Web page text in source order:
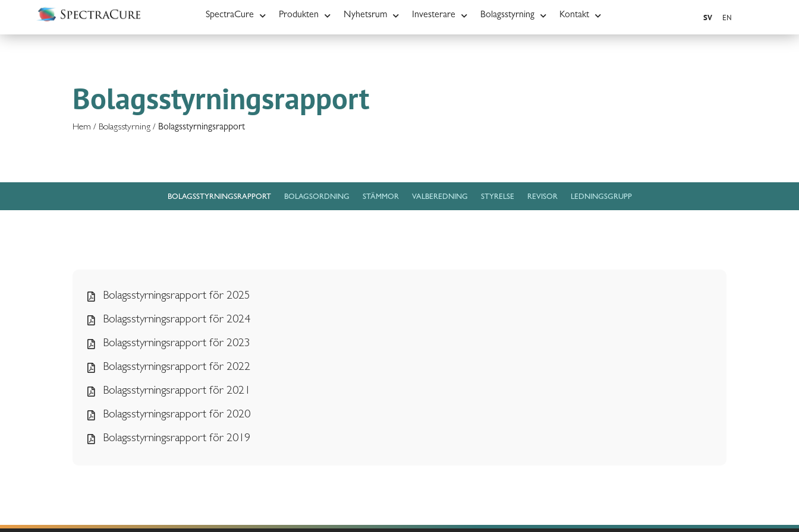
SpectraCure Produkten Nyhetsrum Investerare Bolagsstyrning Kontakt SV EN
Bolagsstyrningsrapport
Hem / Bolagsstyrning / Bolagsstyrningsrapport
BOLAGSSTYRNINGSRAPPORT BOLAGSORDNING STÄMMOR VALBEREDNING STYRELSE REVISOR LEDNINGSGRUPP
Bolagsstyrningsrapport för 2025
Bolagsstyrningsrapport för 2024
Bolagsstyrningsrapport för 2023
Bolagsstyrningsrapport för 2022
Bolagsstyrningsrapport för 2021
Bolagsstyrningsrapport för 2020
Bolagsstyrningsrapport för 2019